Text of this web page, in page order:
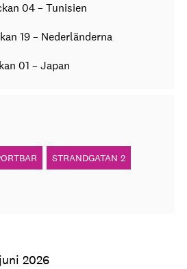
04 – Tunisien
19 – Nederländerna
01 – Japan
STRANDGATAN 2
2026